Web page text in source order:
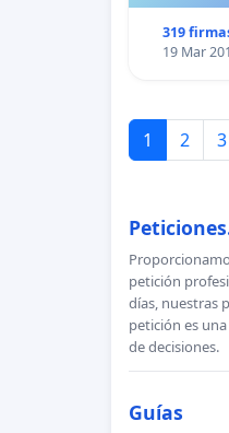
319
19 Mar
1 2 3
petición
días, nuestras
petición es
de decisiones.
Guías